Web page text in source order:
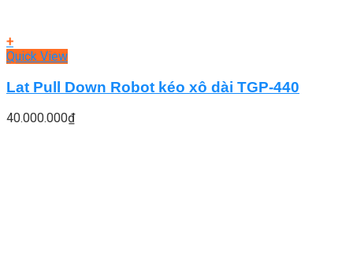
+
Quick View
Lat Pull Down Robot kéo xô dài TGP-440
40.000.000₫